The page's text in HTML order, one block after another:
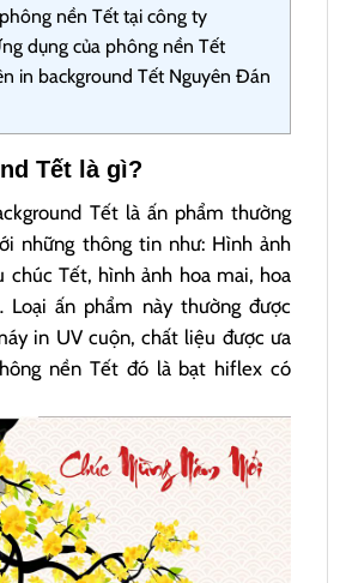
nền Tết tại công ty
dụng của phông nền Tết
in background Tết Nguyên Đán
Tết là gì?
Tết là ấn phẩm thường
những thông tin như: Hình ảnh
chúc Tết, hình ảnh hoa mai, hoa
Loại ấn phẩm này thường được
in UV cuộn, chất liệu được ưa
nền Tết đó là bạt hiflex có